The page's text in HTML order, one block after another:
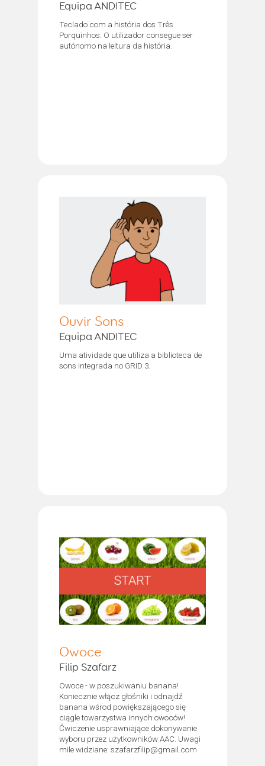
Equipa ANDITEC
Teclado com a história dos Três
Porquinhos. O utilizador consegue ser
autónomo na leitura da história.
Ouvir Sons
Equipa ANDITEC
Uma atividade que utiliza a biblioteca de
sons integrada no GRID 3.
Owoce
Filip Szafarz
Owoce - w poszukiwaniu banana!
Koniecznie włącz głośniki i odnajdź
banana wśrod powiększającego się
ciągle towarzystwa innych owoców!
Ćwiczenie usprawniające dokonywanie
wyboru przez użytkowników AAC. Uwagi
mile widziane: szafarzfilip@gmail.com